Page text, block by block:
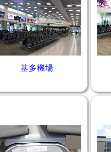
基多機場